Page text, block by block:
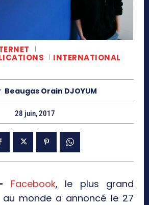
INTERNATIONAL
Beaugas Orain DJOYUM
28 juin, 2017
Facebook, le plus grand
monde a annoncé le 27